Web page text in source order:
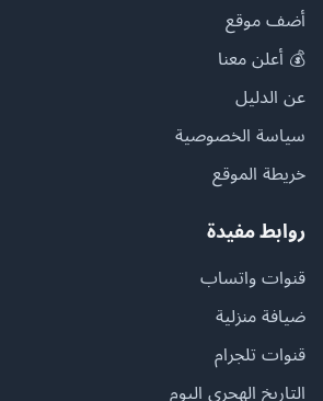
أضف موقع
💰 أعلن معنا
عن الدليل
سياسة الخصوصية
خريطة الموقع
روابط مفيدة
قنوات واتساب
ضيافة منزلية
قنوات تلجرام
التاريخ الهجري اليوم